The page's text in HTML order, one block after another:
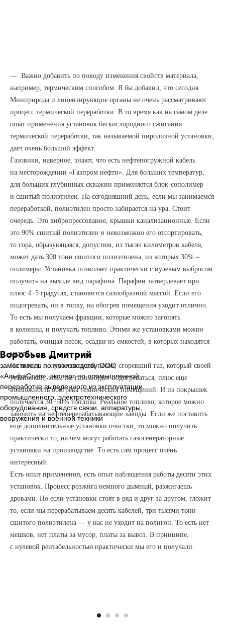
Воробьев Дмитрий
заместитель по производству ООО
«АльфаСтил», эксперт по промышленной
переработке выведенного из эксплуатации
промышленного, электротехнического
оборудования, средств связи, аппаратуры,
вооружения и военной техники
— Важно добавить по поводу изменения свойств материала,
например, термическим способом. Я бы добавил, что сегодня
Минприрода и лицензирующие органы не очень рассматривают
процесс термической переработки. В то время как на самом деле
опыт применения установок бескислородного сжигания
термической переработки, так называемой пиролизной установки,
дает очень большой эффект.
Газовики, наверное, знают, что есть нефтепогружной кабель
на месторождении «Газпром нефти». Для больших температур,
для больших глубинных скважин применяется блок-сополимер
и сшитый полиэтилен. На сегодняшний день, если мы занимаемся
переработкой, полиэтилен просто забирается на ура. Стоит
очередь. Это вибропрессование, крышки канализационные. Если
это 90% сшитый полиэтилен и невозможно его отсортировать,
то гора, образующаяся, допустим, из тысяч километров кабеля,
может дать 300 тонн сшитого полиэтилена, из которых 30% –
полимеры. Установка позволяет практически с нулевым выбросом
получить на выходе вид парафина. Парафин затвердевает при
плюс 4−5 градусах, становится салообразной массой. Если его
подогревать, он в топку, на обогрев помещения уходит отлично.
То есть мы получаем фракции, которые можно загонять
в колонны, и получать топливо. Этими же установками можно
работать, очищая песок, осадки из емкостей, в которых находятся
мазуты.
На выходе получается сухой песок, сгоревший газ, который своей
установкой, этим же газом будет подогреваться, плюс еще
возможность обогрева технических помещений. И из покрышек
получается 30−50% топлива. Реальное топливо, которое можно
завозить на нефтеперерабатывающие заводы. Если же поставить
еще дополнительные установки очистки, то можно получить
практически то, на чем могут работать газогенераторные
установки на производстве. То есть сам процесс очень
интересный.
Есть опыт применения, есть опыт наблюдения работы десяти этих
установок. Процесс розжига немного дымный, разжигаешь
дровами. Но если установки стоят в ряд и друг за другом, гложит
то, если мы перерабатываем десять кабелей, три тысячи тонн
сшитого полиэтилена — у нас не уходит на полигон. То есть нет
мешков, нет платы за мусор, платы за вывоз. В принципе,
с нулевой рентабельностью практически мы его и получали.